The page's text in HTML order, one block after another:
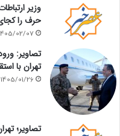
وزیر
حرف را
02/07
تصاویر:
تهران با
1405/01/26
تصاویر؛